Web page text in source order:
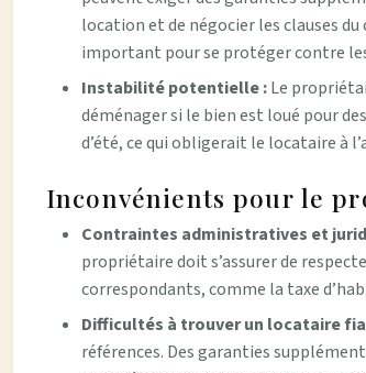
location et de négocier les clauses
important pour se protéger contre
Instabilité potentielle :Le
déménager si le bien est loué pour
d’été, ce qui obligerait le locataire à
Inconvénients pour le
Contraintes administratives et
propriétaire doit s’assurer de
correspondants, comme la taxe
Difficultés à trouver un locataire
références. Des garanties